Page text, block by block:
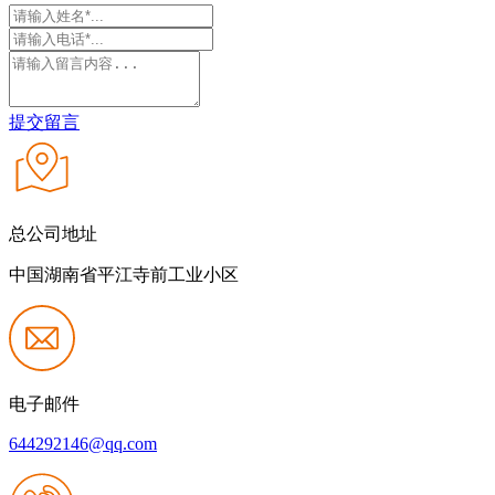
提交留言
总公司地址
中国湖南省平江寺前工业小区
电子邮件
644292146@qq.com